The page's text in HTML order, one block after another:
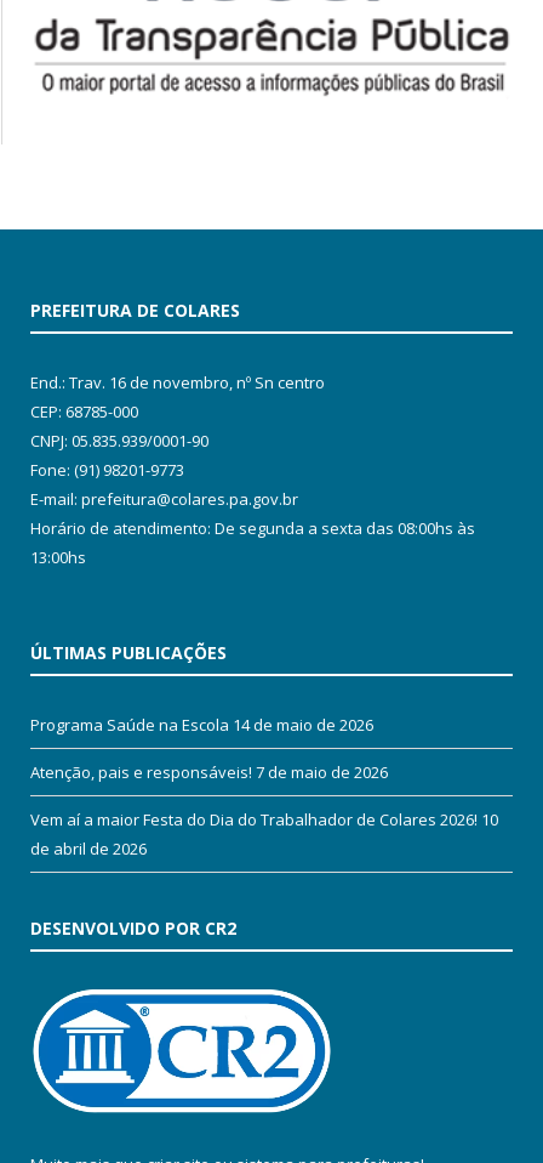
PREFEITURA DE COLARES
End.: Trav. 16 de novembro, nº Sn centro
CEP: 68785-000
CNPJ: 05.835.939/0001-90
Fone: (91) 98201-9773
E-mail: prefeitura@colares.pa.gov.br
Horário de atendimento: De segunda a sexta das 08:00hs às
13:00hs
ÚLTIMAS PUBLICAÇÕES
Programa Saúde na Escola 14 de maio de 2026
Atenção, pais e responsáveis! 7 de maio de 2026
Vem aí a maior Festa do Dia do Trabalhador de Colares 2026! 10
de abril de 2026
DESENVOLVIDO POR CR2